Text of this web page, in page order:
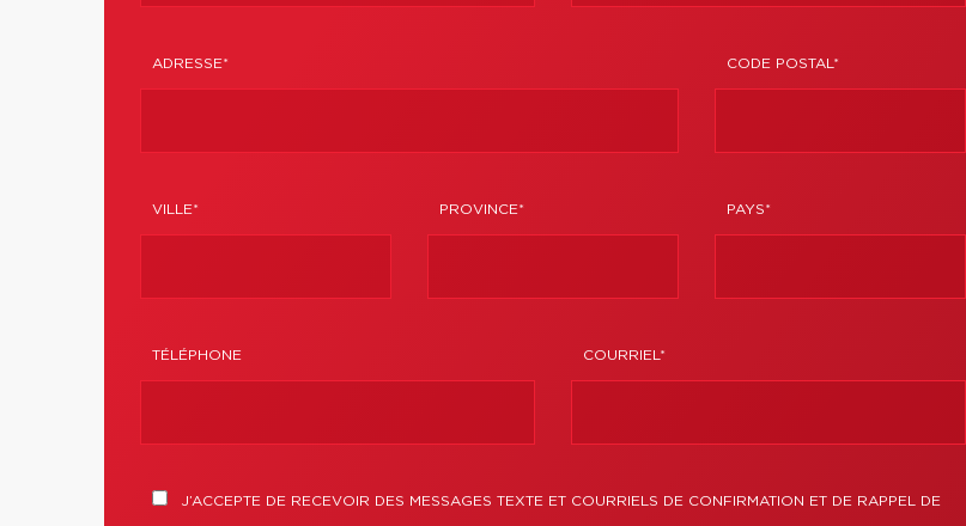
ADRESSE* CODE POSTAL*
VILLE* PROVINCE* PAYS*
TÉLÉPHONE COURRIEL*
J’ACCEPTE DE RECEVOIR DES MESSAGES TEXTE ET COURRIELS DE CONFIRMATION ET DE RAPPEL DE